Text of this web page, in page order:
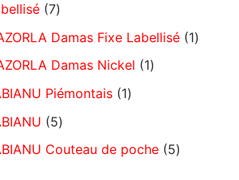
7
Damas Fixe Labellisé 1
Damas Nickel
1
Piémontais 1
5
Couteau de poche 5